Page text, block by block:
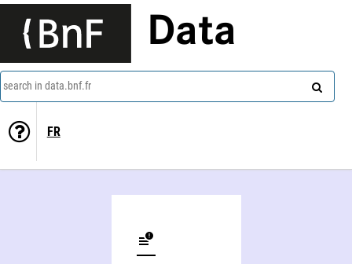
Data
search in data.bnf.fr
FR